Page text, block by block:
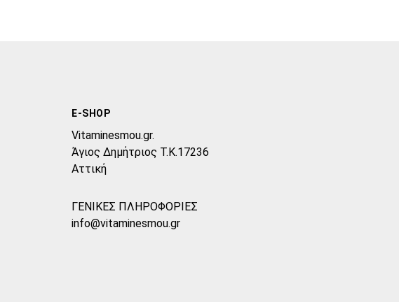
E-SHOP
Vitaminesmou.gr.
Άγιος Δημήτριος T.K.17236
Αττική
ΓΕΝΙΚΕΣ ΠΛΗΡΟΦΟΡΙΕΣ
info@vitaminesmou.gr